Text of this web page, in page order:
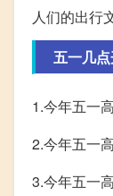
人们的出行
五一几
1.今年五一
2.今年五一
3.今年五一